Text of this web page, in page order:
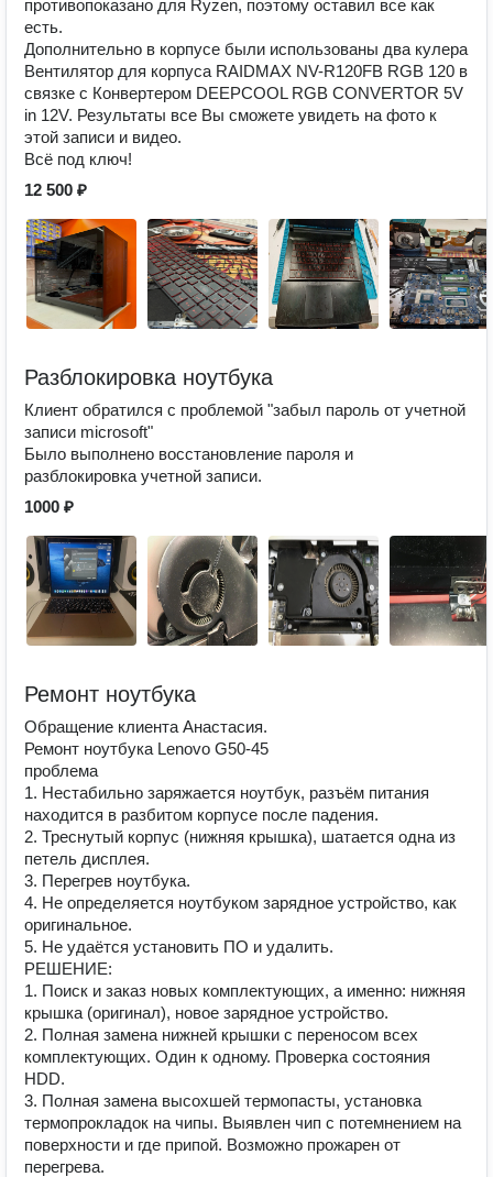
противопоказано для Ryzen, поэтому оставил все как
есть.
Дополнительно в корпусе были использованы два кулера
Вентилятор для корпуса RAIDMAX NV-R120FB RGB 120 в
связке с Конвертером DEEPCOOL RGB CONVERTOR 5V
in 12V. Результаты все Вы сможете увидеть на фото к
этой записи и видео.
Всё под ключ!
12 500 ₽
Разблокировка ноутбука
Клиент обратился с проблемой "забыл пароль от учетной
записи microsoft"
Было выполнено восстановление пароля и
разблокировка учетной записи.
1000 ₽
Ремонт ноутбука
Обращение клиента Анастасия.
Ремонт ноутбука Lenovo G50-45
проблема
1. Нестабильно заряжается ноутбук, разъём питания
находится в разбитом корпусе после падения.
2. Треснутый корпус (нижняя крышка), шатается одна из
петель дисплея.
3. Перегрев ноутбука.
4. Не определяется ноутбуком зарядное устройство, как
оригинальное.
5. Не удаётся установить ПО и удалить.
РЕШЕНИЕ:
1. Поиск и заказ новых комплектующих, а именно: нижняя
крышка (оригинал), новое зарядное устройство.
2. Полная замена нижней крышки с переносом всех
комплектующих. Один к одному. Проверка состояния
HDD.
3. Полная замена высохшей термопасты, установка
термопрокладок на чипы. Выявлен чип с потемнением на
поверхности и где припой. Возможно прожарен от
перегрева.